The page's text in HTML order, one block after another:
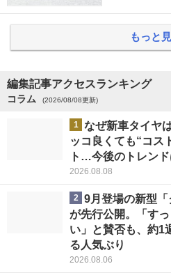
もっと
編集記事アクセスランキング
コラム (2026/08/08更新)
1
なぜ新車タイヤ
ッコ良くても“コス
ト…今後のトレンド
2026.08.08
2
9月登場の新型「
が先行公開。「す
い」と賛否も、約1
る人気ぶり
2026.08.06